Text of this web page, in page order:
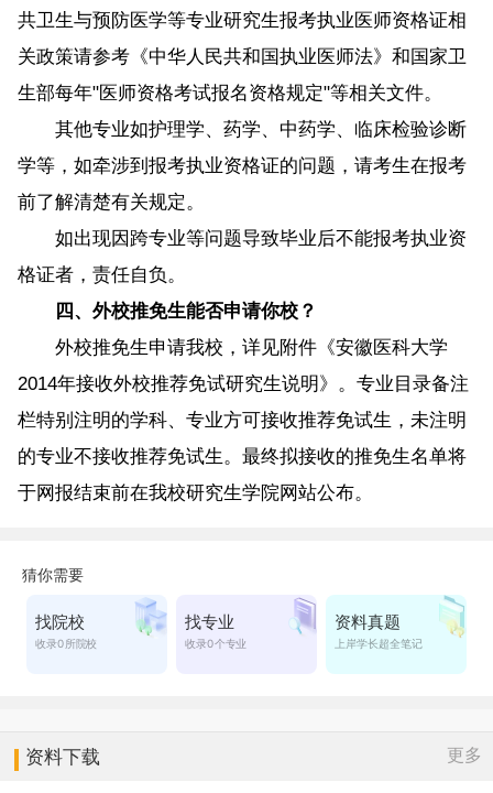
共卫生与预防医学等专业研究生报考执业医师资格证相
关政策请参考《中华人民共和国执业医师法》和国家卫
生部每年"医师资格考试报名资格规定"等相关文件。
其他专业如护理学、药学、中药学、临床检验诊断
学等，如牵涉到报考执业资格证的问题，请考生在报考
前了解清楚有关规定。
如出现因跨专业等问题导致毕业后不能报考执业资
格证者，责任自负。
四、外校推免生能否申请你校？
外校推免生申请我校，详见附件《安徽医科大学
2014年接收外校推荐免试研究生说明》。专业目录备注
栏特别注明的学科、专业方可接收推荐免试生，未注明
的专业不接收推荐免试生。最终拟接收的推免生名单将
于网报结束前在我校研究生学院网站公布。
资料下载 更多